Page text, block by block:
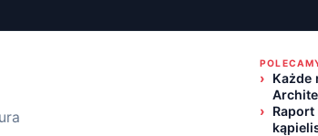
Każde